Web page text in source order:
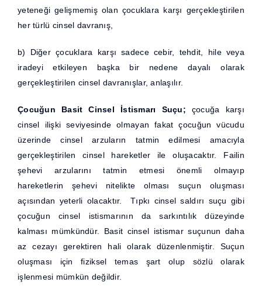
yeteneği gelişmemiş olan çocuklara karşı gerçekleştirilen
her türlü cinsel davranış,
b) Diğer çocuklara karşı sadece cebir, tehdit, hile veya
iradeyi etkileyen başka bir nedene dayalı olarak
gerçekleştirilen cinsel davranışlar, anlaşılır.
Çocuğun Basit Cinsel İstismarı Suçu; çocuğa karşı
cinsel ilişki seviyesinde olmayan fakat çocuğun vücudu
üzerinde cinsel arzuların tatmin edilmesi amacıyla
gerçekleştirilen cinsel hareketler ile oluşacaktır. Failin
şehevi arzularını tatmin etmesi önemli olmayıp
hareketlerin şehevi nitelikte olması suçun oluşması
açısından yeterli olacaktır. Tıpkı cinsel saldırı suçu gibi
çocuğun cinsel istismarının da sarkıntılık düzeyinde
kalması mümkündür. Basit cinsel istismar suçunun daha
az cezayı gerektiren hali olarak düzenlenmiştir. Suçun
oluşması için fiziksel temas şart olup sözlü olarak
işlenmesi mümkün değildir.